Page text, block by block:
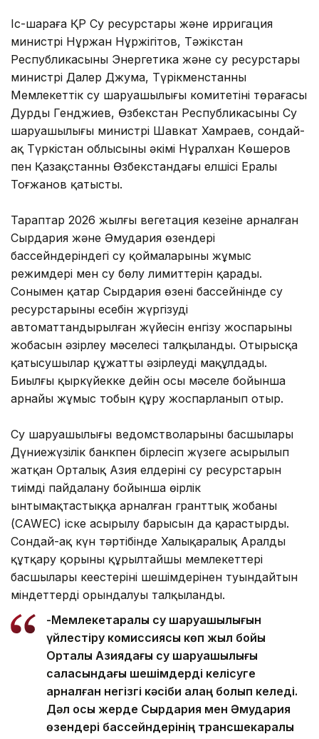
Іс-шараға ҚР Су ресурстары және ирригация
министрі Нұржан Нұржігітов, Тәжікстан
Республикасының Энергетика және су ресурстары
министрі Далер Джума, Түрікменстанның
Мемлекеттік су шаруашылығы комитетінің төрағасы
Дурды Генджиев, Өзбекстан Республикасының Су
шаруашылығы министрі Шавкат Хамраев, сондай-
ақ Түркістан облысының әкімі Нұралхан Көшеров
пен Қазақстанның Өзбекстандағы елшісі Ералы
Тоғжанов қатысты.
Тараптар 2026 жылғы вегетация кезеңіне арналған
Сырдария және Әмудария өзендері
бассейндеріндегі су қоймаларының жұмыс
режимдері мен су бөлу лимиттерін қарады.
Сонымен қатар Сырдария өзені бассейнінде су
ресурстарының есебін жүргізудің
автоматтандырылған жүйесін енгізу жоспарының
жобасын әзірлеу мәселесі талқыланды. Отырысқа
қатысушылар құжатты әзірлеуді мақұлдады.
Биылғы қыркүйекке дейін осы мәселе бойынша
арнайы жұмыс тобын құру жоспарланып отыр.
Су шаруашылығы ведомстволарының басшылары
Дүниежүзілік банкпен бірлесіп жүзеге асырылып
жатқан Орталық Азия елдерінің су ресурстарын
тиімді пайдалану бойынша өңірлік
ынтымақтастыққа арналған гранттық жобаның
(CAWEC) іске асырылу барысын да қарастырды.
Сондай-ақ күн тәртібінде Халықаралық Аралды
құтқару қорының құрылтайшы мемлекеттері
басшылары кеңестерінің шешімдерінен туындайтын
міндеттердің орындалуы талқыланды.
-Мемлекетаралық су шаруашылығын
үйлестіру комиссиясы көп жыл бойы
Орталық Азиядағы су шаруашылығы
саласындағы шешімдерді келісуге
арналған негізгі кәсіби алаң болып келеді.
Дәл осы жерде Сырдария мен Әмудария
өзендері бассейндерінің трансшекаралық